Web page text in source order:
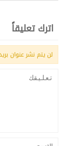
اترك تعليقاً
لن يتم نشر عنوان